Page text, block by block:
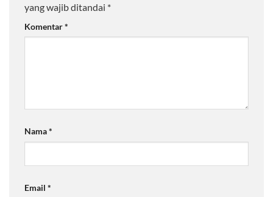
yang wajib ditandai *
Komentar*
Nama*
Email *